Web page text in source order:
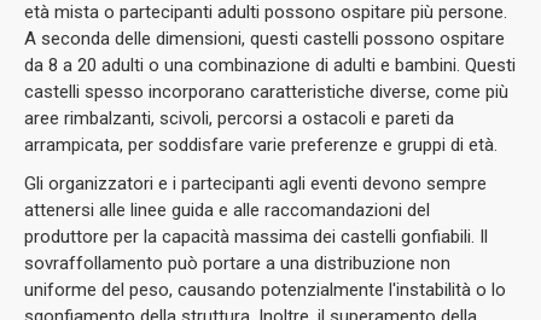
età mista o partecipanti adulti possono ospitare più persone.
A seconda delle dimensioni, questi castelli possono ospitare
da 8 a 20 adulti o una combinazione di adulti e bambini. Questi
castelli spesso incorporano caratteristiche diverse, come più
aree rimbalzanti, scivoli, percorsi a ostacoli e pareti da
arrampicata, per soddisfare varie preferenze e gruppi di età.
Gli organizzatori e i partecipanti agli eventi devono sempre
attenersi alle linee guida e alle raccomandazioni del
produttore per la capacità massima dei castelli gonfiabili. Il
sovraffollamento può portare a una distribuzione non
uniforme del peso, causando potenzialmente l'instabilità o lo